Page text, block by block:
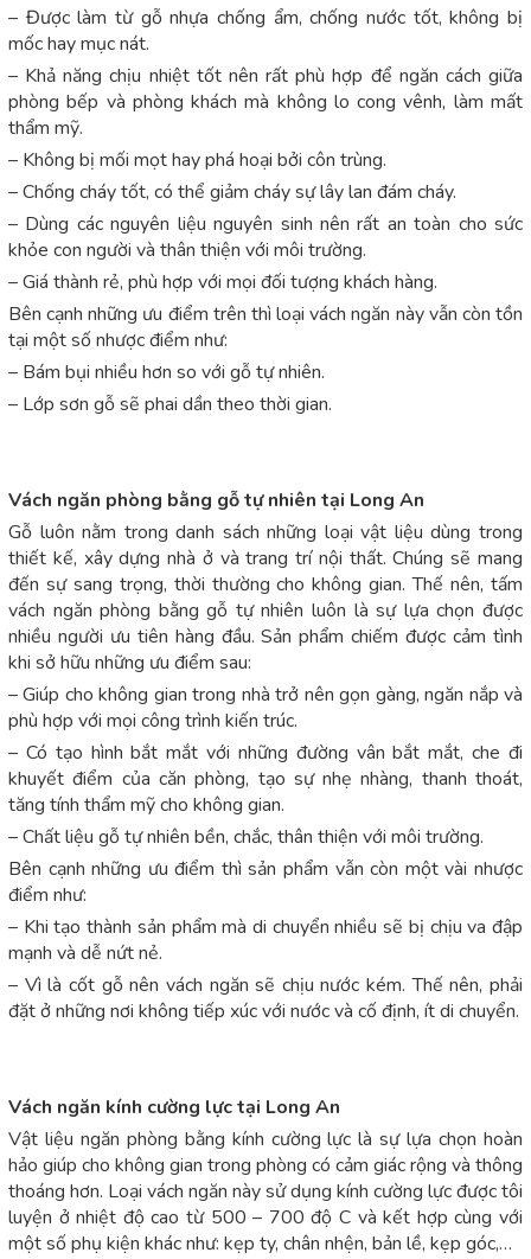
– Được làm từ gỗ nhựa chống ẩm, chống nước tốt, không bị
mốc hay mục nát.
– Khả năng chịu nhiệt tốt nên rất phù hợp để ngăn cách giữa
phòng bếp và phòng khách mà không lo cong vênh, làm mất
thẩm mỹ.
– Không bị mối mọt hay phá hoại bởi côn trùng.
– Chống cháy tốt, có thể giảm cháy sự lây lan đám cháy.
– Dùng các nguyên liệu nguyên sinh nên rất an toàn cho sức
khỏe con người và thân thiện với môi trường.
– Giá thành rẻ, phù hợp với mọi đối tượng khách hàng.
Bên cạnh những ưu điểm trên thì loại vách ngăn này vẫn còn tồn
tại một số nhược điểm như:
– Bám bụi nhiều hơn so với gỗ tự nhiên.
– Lớp sơn gỗ sẽ phai dần theo thời gian.
Vách ngăn phòng bằng gỗ tự nhiên tại Long An
Gỗ luôn nằm trong danh sách những loại vật liệu dùng trong
thiết kế, xây dựng nhà ở và trang trí nội thất. Chúng sẽ mang
đến sự sang trọng, thời thường cho không gian. Thế nên, tấm
vách ngăn phòng bằng gỗ tự nhiên luôn là sự lựa chọn được
nhiều người ưu tiên hàng đầu. Sản phẩm chiếm được cảm tình
khi sở hữu những ưu điểm sau:
– Giúp cho không gian trong nhà trở nên gọn gàng, ngăn nắp và
phù hợp với mọi công trình kiến trúc.
– Có tạo hình bắt mắt với những đường vân bắt mắt, che đi
khuyết điểm của căn phòng, tạo sự nhẹ nhàng, thanh thoát,
tăng tính thẩm mỹ cho không gian.
– Chất liệu gỗ tự nhiên bền, chắc, thân thiện với môi trường.
Bên cạnh những ưu điểm thì sản phẩm vẫn còn một vài nhược
điểm như:
– Khi tạo thành sản phẩm mà di chuyển nhiều sẽ bị chịu va đập
mạnh và dễ nứt nẻ.
– Vì là cốt gỗ nên vách ngăn sẽ chịu nước kém. Thế nên, phải
đặt ở những nơi không tiếp xúc với nước và cố định, ít di chuyển.
Vách ngăn kính cường lực tại Long An
Vật liệu ngăn phòng bằng kính cường lực là sự lựa chọn hoàn
hảo giúp cho không gian trong phòng có cảm giác rộng và thông
thoáng hơn. Loại vách ngăn này sử dụng kính cường lực được tôi
luyện ở nhiệt độ cao từ 500 – 700 độ C và kết hợp cùng với
một số phụ kiện khác như: kẹp ty, chân nhện, bản lề, kẹp góc,…